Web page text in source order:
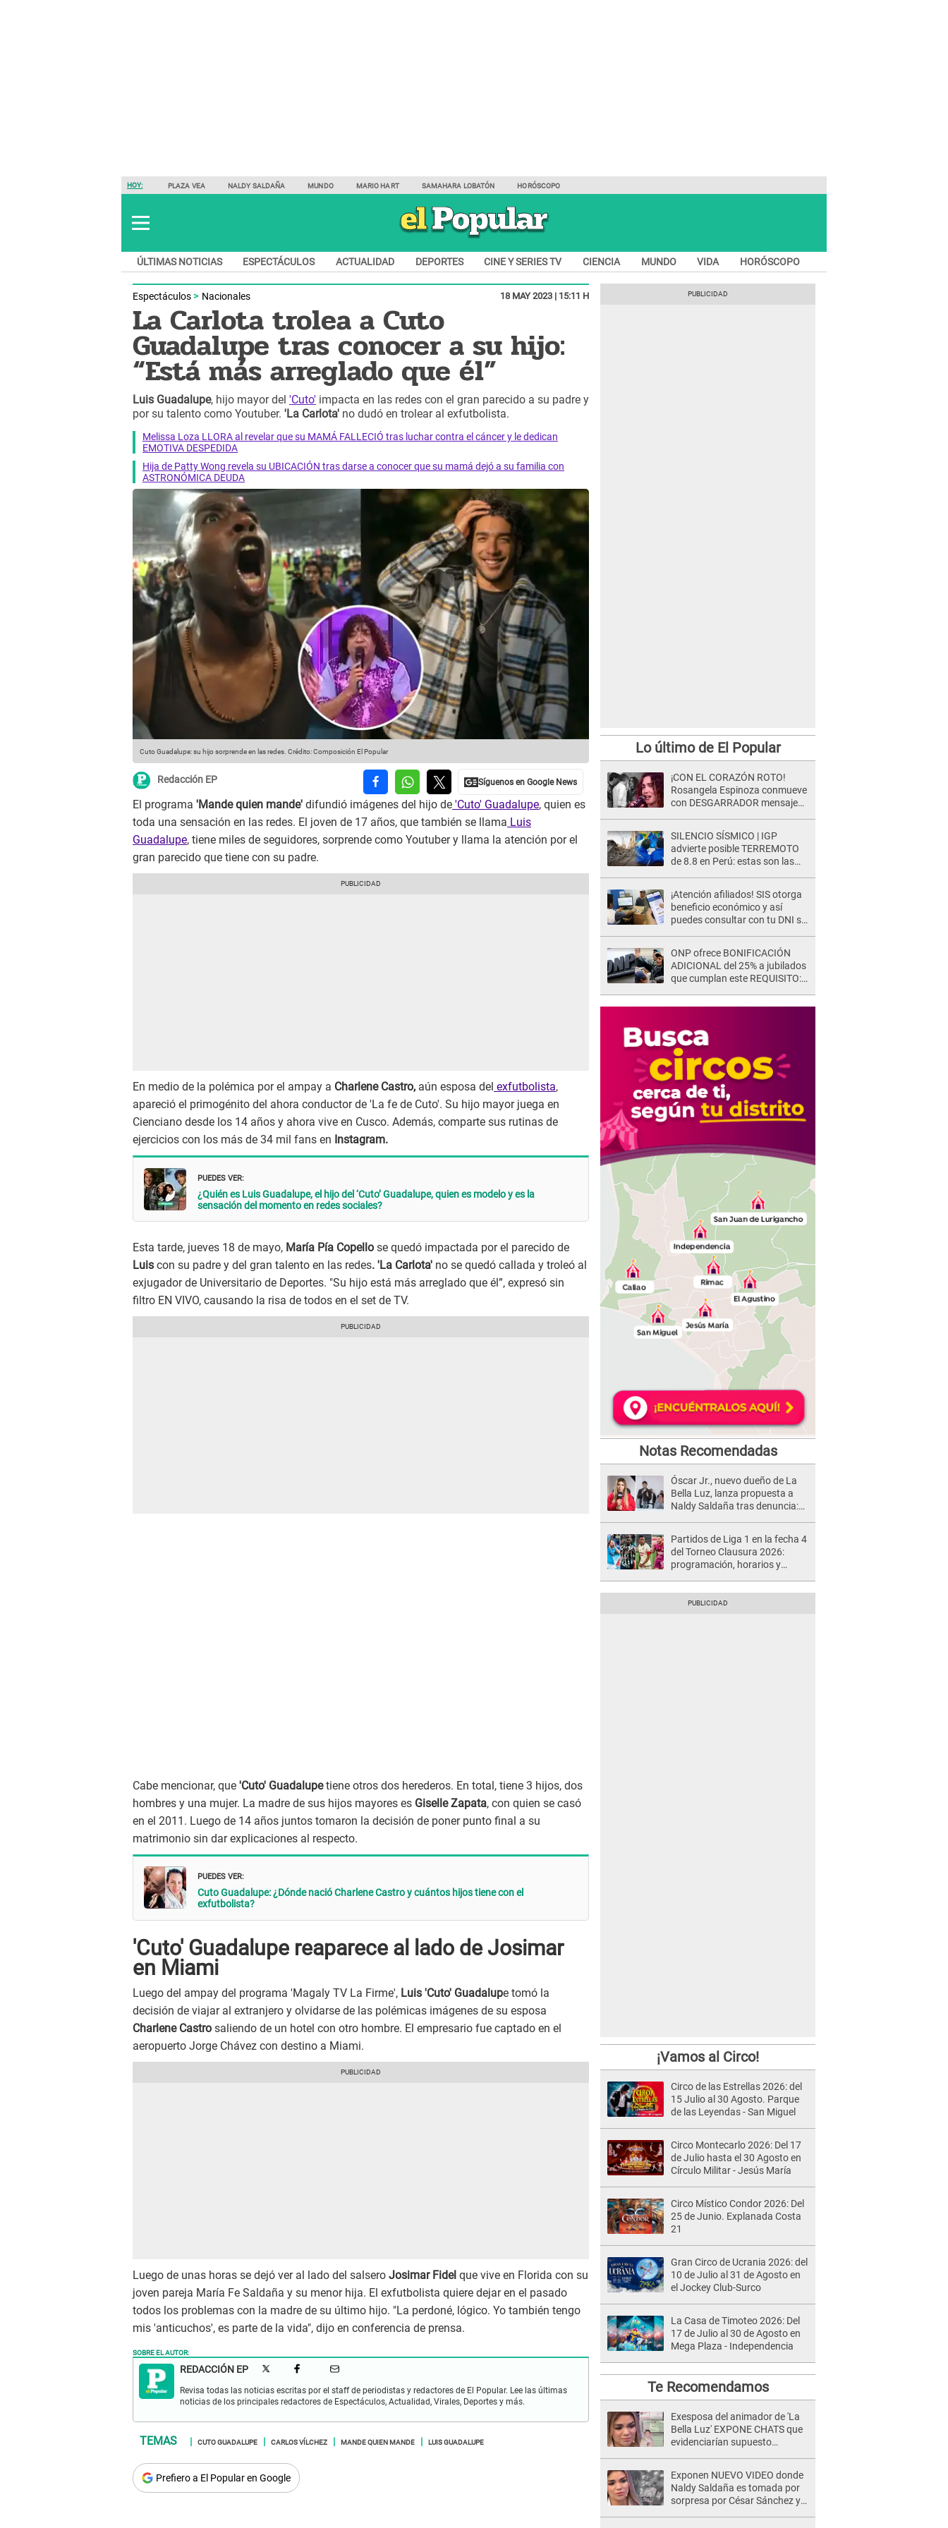
HOY: PLAZA VEA NALDY SALDAÑA MUNDO MARIO HART SAMAHARA LOBATÓN HORÓSCOPO
ÚLTIMAS NOTICIAS ESPECTÁCULOS ACTUALIDAD DEPORTES CINE Y SERIES TV CIENCIA MUNDO VIDA HORÓSCOPO
Espectáculos Nacionales 18 MAY 2023 | 15:11 H
La Carlota trolea a Cuto
Guadalupe tras conocer a su hijo:
“Está más arreglado que él”
Luis Guadalupe, hijo mayor del 'Cuto' impacta en las redes con el gran parecido a su padre y
por su talento como Youtuber. 'La Carlota' no dudó en trolear al exfutbolista.
Melissa Loza LLORA al revelar que su MAMÁ FALLECIÓ tras luchar contra el cáncer y le dedican
EMOTIVA DESPEDIDA
Hija de Patty Wong revela su UBICACIÓN tras darse a conocer que su mamá dejó a su familia con
ASTRONÓMICA DEUDA
Cuto Guadalupe: su hijo sorprende en las redes. Crédito: Composición El Popular
Redacción EP
El programa 'Mande quien mande' difundió imágenes del hijo de 'Cuto' Guadalupe, quien es
toda una sensación en las redes. El joven de 17 años, que también se llama Luis
Guadalupe, tiene miles de seguidores, sorprende como Youtuber y llama la atención por el
gran parecido que tiene con su padre.
En medio de la polémica por el ampay a Charlene Castro, aún esposa del exfutbolista,
apareció el primogénito del ahora conductor de 'La fe de Cuto'. Su hijo mayor juega en
Cienciano desde los 14 años y ahora vive en Cusco. Además, comparte sus rutinas de
ejercicios con los más de 34 mil fans en Instagram.
PUEDES VER:
¿Quién es Luis Guadalupe, el hijo del ‘Cuto’ Guadalupe, quien es modelo y es la
sensación del momento en redes sociales?
Esta tarde, jueves 18 de mayo, María Pía Copello se quedó impactada por el parecido de
Luis con su padre y del gran talento en las redes. 'La Carlota' no se quedó callada y troleó al
exjugador de Universitario de Deportes. "Su hijo está más arreglado que él”, expresó sin
filtro EN VIVO, causando la risa de todos en el set de TV.
Cabe mencionar, que 'Cuto' Guadalupetiene otros dos herederos. En total, tiene 3 hijos, dos
hombres y una mujer. La madre de sus hijos mayores es Giselle Zapata, con quien se casó
en el 2011. Luego de 14 años juntos tomaron la decisión de poner punto final a su
matrimonio sin dar explicaciones al respecto.
PUEDES VER:
Cuto Guadalupe: ¿Dónde nació Charlene Castro y cuántos hijos tiene con el
exfutbolista?
'Cuto' Guadalupe reaparece al lado de Josimar
en Miami
Luego del ampay del programa 'Magaly TV La Firme', Luis 'Cuto' Guadalupe tomó la
decisión de viajar al extranjero y olvidarse de las polémicas imágenes de su esposa
Charlene Castro saliendo de un hotel con otro hombre. El empresario fue captado en el
aeropuerto Jorge Chávez con destino a Miami.
Luego de unas horas se dejó ver al lado del salsero Josimar Fidel que vive en Florida con su
joven pareja María Fe Saldaña y su menor hija. El exfutbolista quiere dejar en el pasado
todos los problemas con la madre de su último hijo. "La perdoné, lógico. Yo también tengo
mis 'anticuchos', es parte de la vida", dijo en conferencia de prensa.
SOBRE EL AUTOR:
REDACCIÓN EP
Revisa todas las noticias escritas por el staff de periodistas y redactores de El Popular. Lee las últimas
noticias de los principales redactores de Espectáculos, Actualidad, Virales, Deportes y más.
CUTO GUADALUPE CARLOS VÍLCHEZ MANDE QUIEN MANDE LUIS GUADALUPE
Prefiero a El Popular en Google
Lo último de El Popular
¡CON EL CORAZÓN ROTO!
Rosangela Espinoza conmueve
con DESGARRADOR mensaje
SILENCIO SÍSMICO | IGP
advierte posible TERREMOTO
de 8.8 en Perú: estas son las
¡Atención afiliados! SIS otorga
beneficio económico y así
puedes consultar con tu DNI si
ONP ofrece BONIFICACIÓN
ADICIONAL del 25% a jubilados
que cumplan este REQUISITO:
Notas Recomendadas
Óscar Jr., nuevo dueño de La
Bella Luz, lanza propuesta a
Naldy Saldaña tras denuncia:
Partidos de Liga 1 en la fecha 4
del Torneo Clausura 2026:
programación, horarios y
¡Vamos al Circo!
Circo de las Estrellas 2026: del
15 Julio al 30 Agosto. Parque
de las Leyendas - San Miguel
Circo Montecarlo 2026: Del 17
de Julio hasta el 30 Agosto en
Círculo Militar - Jesús María
Circo Místico Condor 2026: Del
25 de Junio. Explanada Costa
21
Gran Circo de Ucrania 2026: del
10 de Julio al 31 de Agosto en
el Jockey Club-Surco
La Casa de Timoteo 2026: Del
17 de Julio al 30 de Agosto en
Mega Plaza - Independencia
Te Recomendamos
Exesposa del animador de 'La
Bella Luz' EXPONE CHATS que
evidenciarían supuesto
Exponen NUEVO VIDEO donde
Naldy Saldaña es tomada por
sorpresa por César Sánchez y